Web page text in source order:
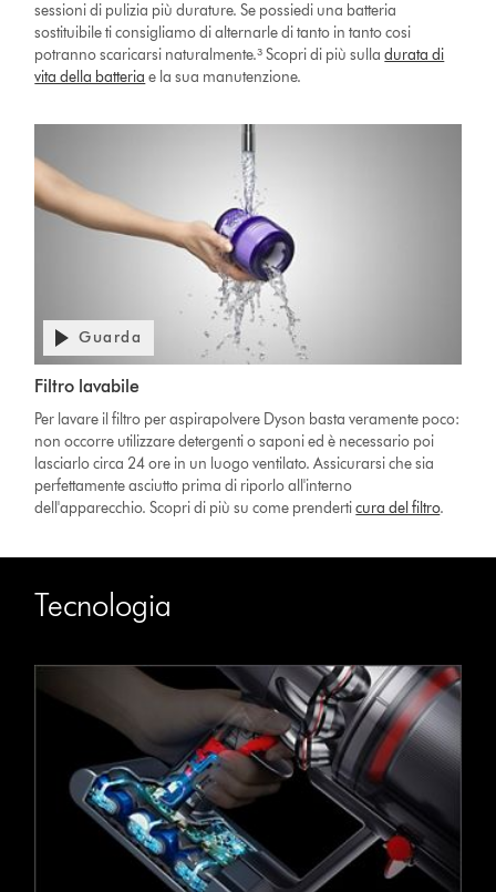
sessioni di pulizia più durature. Se possiedi una batteria
sostituibile ti consigliamo di alternarle di tanto in tanto cosi
potranno scaricarsi naturalmente.³ Scopri di più sulladurata di
vita della batteria e la sua manutenzione.
Guarda
Filtro lavabile
Per lavare il filtro per aspirapolvere Dyson basta veramente poco:
non occorre utilizzare detergenti o saponi ed è necessario poi
lasciarlo circa 24 ore in un luogo ventilato. Assicurarsi che sia
perfettamente asciutto prima di riporlo all'interno
dell'apparecchio. Scopri di più su come prenderticura del filtro.
Tecnologia